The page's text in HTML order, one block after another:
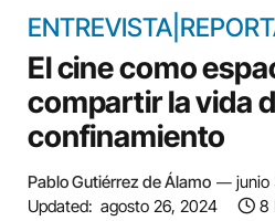
El cine como
compartir la vida
confinamiento
Pablo Gutiérrez de Álamo
junio
Updated: agosto 26, 2024 8